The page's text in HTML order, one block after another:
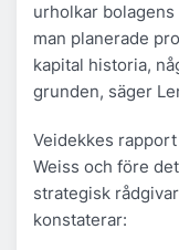
urholkar
man planerade
kapital historia,
grunden, säger
Veidekkes
Weiss och före
strategisk
konstaterar: